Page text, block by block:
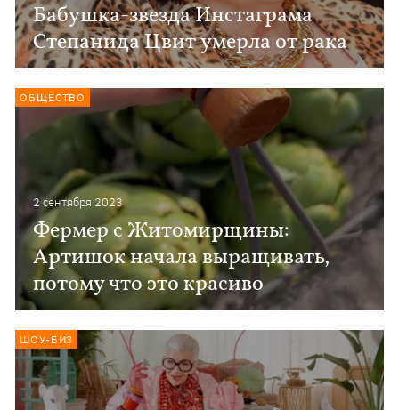
Бабушка-звезда Инстаграма
Степанида Цвит умерла от рака
2 сентября 2023
Фермер с Житомирщины:
Артишок начала выращивать,
потому что это красиво
ОБЩЕСТВО
ШОУ-БИЗ